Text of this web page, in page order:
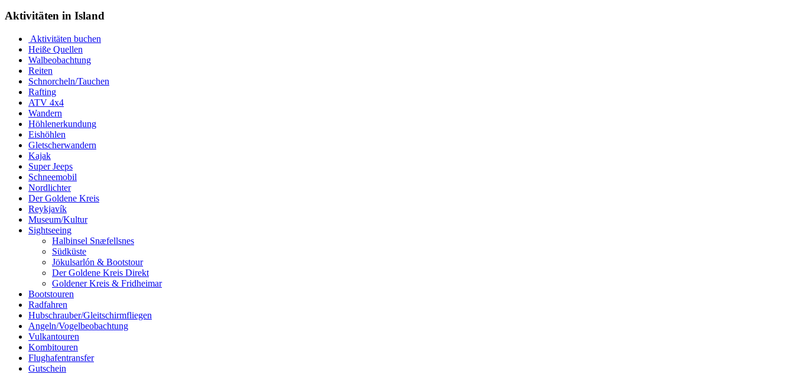
Aktivitäten in Island
Aktivitäten buchen
Heiße Quellen
Walbeobachtung
Reiten
Schnorcheln/Tauchen
Rafting
ATV 4x4
Wandern
Höhlenerkundung
Eishöhlen
Gletscherwandern
Kajak
Super Jeeps
Schneemobil
Nordlichter
Der Goldene Kreis
Reykjavík
Museum/Kultur
Sightseeing
Halbinsel Snæfellsnes
Südküste
Jökulsarlón & Bootstour
Der Goldene Kreis Direkt
Goldener Kreis & Fridheimar
Bootstouren
Radfahren
Hubschrauber/Gleitschirmfliegen
Angeln/Vogelbeobachtung
Vulkantouren
Kombitouren
Flughafentransfer
Gutschein